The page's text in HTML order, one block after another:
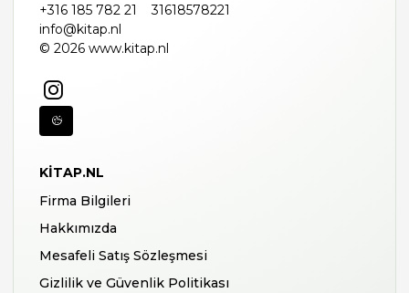
+316 185 782 21
31618578221
info@kitap.nl
© 2026 www.kitap.nl
KITAP.NL
Firma Bilgileri
Hakkımızda
Mesafeli Satış Sözleşmesi
Gizlilik ve Güvenlik Politikası